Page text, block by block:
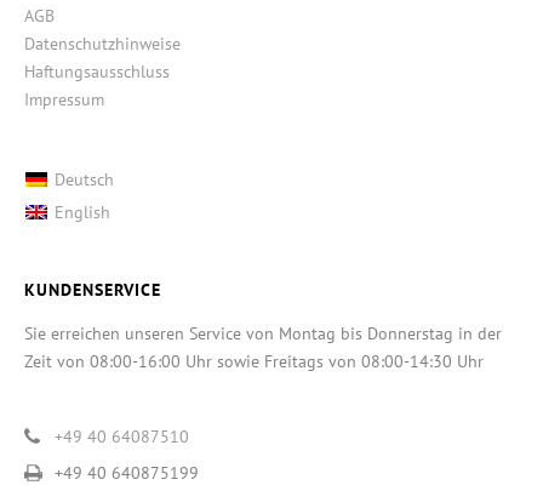
AGB
Datenschutzhinweise
Haftungsausschluss
Impressum
Deutsch
English
KUNDENSERVICE
Sie erreichen unseren Service von Montag bis Donnerstag in der
Zeit von 08:00-16:00 Uhr sowie Freitags von 08:00-14:30 Uhr
+49 40 64087510
+49 40 640875199